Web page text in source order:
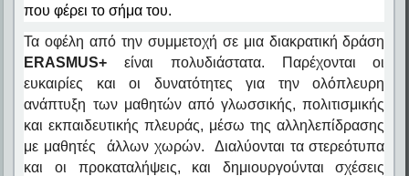
που φέρει το σήμα του.
Τα οφέλη από την συμμετοχή σε μια διακρατική δράση
ERASMUS+είναι πολυδιάστατα. Παρέχονται οι
ευκαιρίες και οι δυνατότητες για την ολόπλευρη
ανάπτυξη των μαθητών από γλωσσικής, πολιτισμικής
και εκπαιδευτικής πλευράς, μέσω της αλληλεπίδρασης
με μαθητές άλλων χωρών. Διαλύονται τα στερεότυπα
και οι προκαταλήψεις, και δημιουργούνται σχέσεις